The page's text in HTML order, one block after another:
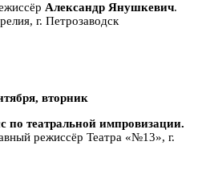
Александр Янушкевич.
г. Петрозаводск
вторник
по театральной импровизации.
режиссёр Театра «№13», г.